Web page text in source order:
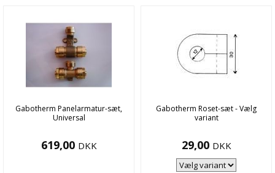
Gabotherm Panelarmatur-sæt,
Universal
619,00 DKK
Gabotherm Roset-sæt - Vælg
variant
29,00 DKK